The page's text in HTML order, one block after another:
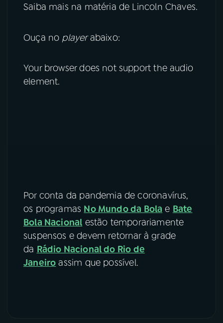
Saiba mais na matéria de Lincoln Chaves.
Ouça no playerabaixo:
Your browser does not support the audio
element.
Por conta da pandemia de coronavírus,
os programas No Mundo da Bola e Bate
Bola Nacional estão temporariamente
suspensos e devem retornar à grade
da Rádio Nacional do Rio de
Janeiro assim que possível.